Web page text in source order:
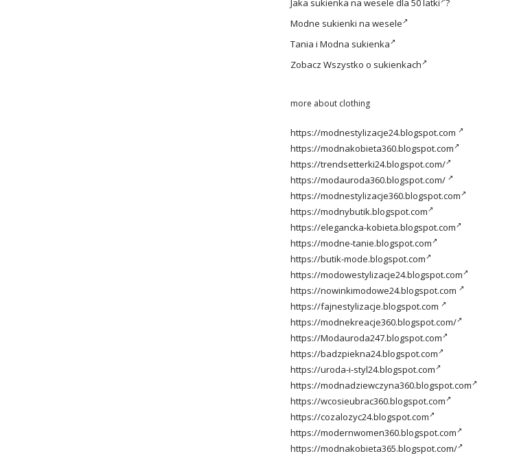
Jaka sukienka na wesele dla 50 latki ?
Modne sukienki na wesele
Tania i Modna sukienka
Zobacz Wszystko o sukienkach
more about clothing
https://modnestylizacje24.blogspot.com
https://modnakobieta360.blogspot.com
https://trendsetterki24.blogspot.com/
https://modauroda360.blogspot.com/
https://modnestylizacje360.blogspot.com
https://modnybutik.blogspot.com
https://elegancka-kobieta.blogspot.com
https://modne-tanie.blogspot.com
https://butik-mode.blogspot.com
https://modowestylizacje24.blogspot.com
https://nowinkimodowe24.blogspot.com
https://fajnestylizacje.blogspot.com
https://modnekreacje360.blogspot.com/
https://Modauroda247.blogspot.com
https://badzpiekna24.blogspot.com
https://uroda-i-styl24.blogspot.com
https://modnadziewczyna360.blogspot.com
https://wcosieubrac360.blogspot.com
https://cozalozyc24.blogspot.com
https://modernwomen360.blogspot.com
https://modnakobieta365.blogspot.com/